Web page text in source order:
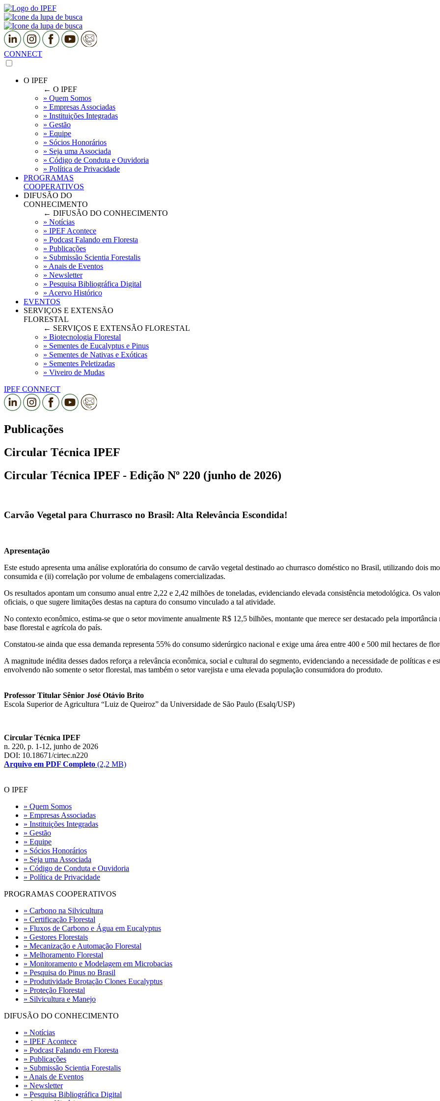
CONNECT
O IPEF
← O IPEF
» Quem Somos
» Empresas Associadas
» Instituições Integradas
» Gestão
» Equipe
» Sócios Honorários
» Seja uma Associada
» Código de Conduta e Ouvidoria
» Política de Privacidade
PROGRAMAS
COOPERATIVOS
DIFUSÃO DO
CONHECIMENTO
← DIFUSÃO DO CONHECIMENTO
» Notícias
» IPEF Acontece
» Podcast Falando em Floresta
» Publicações
» Submissão Scientia Forestalis
» Anais de Eventos
» Newsletter
» Pesquisa Bibliográfica Digital
» Acervo Histórico
EVENTOS
SERVIÇOS E EXTENSÃO
FLORESTAL
← SERVIÇOS E EXTENSÃO FLORESTAL
» Biotecnologia Florestal
» Sementes de Eucalyptus e Pinus
» Sementes de Nativas e Exóticas
» Sementes Peletizadas
» Viveiro de Mudas
IPEF CONNECT
Publicações
Circular Técnica IPEF
Circular Técnica IPEF - Edição Nº 220 (junho de 2026)
Carvão Vegetal para Churrasco no Brasil: Alta Relevância Escondida!
Apresentação
Este estudo apresenta uma análise exploratória do consumo de carvão vegetal destinado ao churrasco doméstico no Brasil, utilizando dois
consumida e (ii) correlação por volume de embalagens comercializadas.
Os resultados apontam um consumo anual entre 2,22 e 2,42 milhões de toneladas, evidenciando elevada consistência metodológica. Os
oficiais, o que sugere limitações destas na captura do consumo vinculado a tal atividade.
No contexto econômico, estima-se que o setor movimente anualmente R$ 12,5 bilhões, montante que merece ser destacado pela
base florestal e agrícola do país.
Constatou-se ainda que essa demanda representa 55% do consumo siderúrgico nacional e exige uma área entre 400 e 500 mil hectares de
A magnitude inédita desses dados reforça a relevância econômica, social e cultural do segmento, evidenciando a necessidade de políticas e
envolvendo não somente o setor florestal, mas também o setor varejista e uma elevada população consumidora do produto.
Professor Titular Sênior José Otávio Brito
Escola Superior de Agricultura “Luiz de Queiroz” da Universidade de São Paulo (Esalq/USP)
Circular Técnica IPEF
n. 220, p. 1-12, junho de 2026
DOI: 10.18671/cirtec.n220
Arquivo em PDF Completo (2,2 MB)
O IPEF
» Quem Somos
» Empresas Associadas
» Instituições Integradas
» Gestão
» Equipe
» Sócios Honorários
» Seja uma Associada
» Código de Conduta e Ouvidoria
» Política de Privacidade
PROGRAMAS COOPERATIVOS
» Carbono na Silvicultura
» Certificação Florestal
» Fluxos de Carbono e Água em Eucalyptus
» Gestores Florestais
» Mecanização e Automação Florestal
» Melhoramento Florestal
» Monitoramento e Modelagem em Microbacias
» Pesquisa do Pinus no Brasil
» Produtividade Brotação Clones Eucalyptus
» Proteção Florestal
» Silvicultura e Manejo
DIFUSÃO DO CONHECIMENTO
» Notícias
» IPEF Acontece
» Podcast Falando em Floresta
» Publicações
» Submissão Scientia Forestalis
» Anais de Eventos
» Newsletter
» Pesquisa Bibliográfica Digital